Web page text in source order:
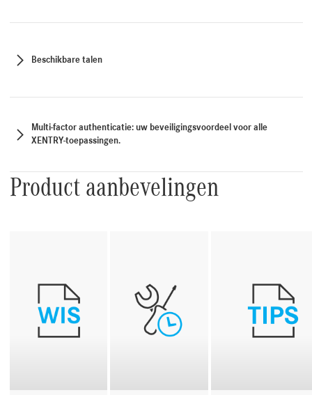
Beschikbare talen
Multi-factor authenticatie: uw beveiligingsvoordeel voor alle
XENTRY-toepassingen.
Product aanbevelingen